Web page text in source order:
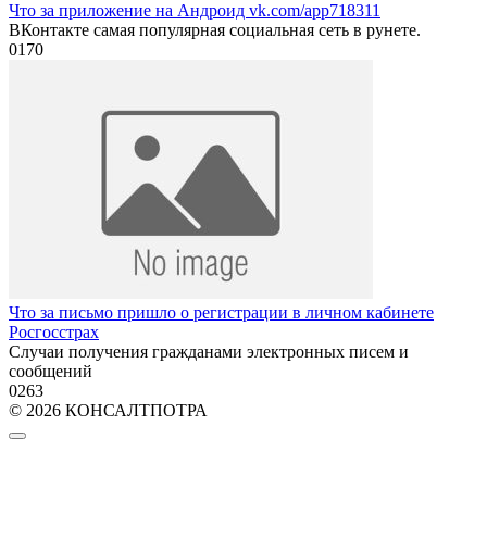
Что за приложение на Андроид vk.com/app718311
ВКонтакте самая популярная социальная сеть в рунете.
0170
Что за письмо пришло о регистрации в личном кабинете
Росгосстрах
Случаи получения гражданами электронных писем и
сообщений
0263
© 2026 КОНСАЛТПОТРА